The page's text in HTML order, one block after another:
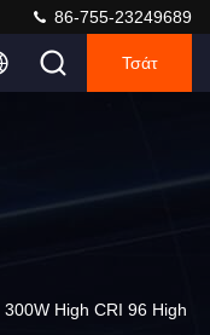
86-755-23249689
Τσάτ
300W High CRI 96 High